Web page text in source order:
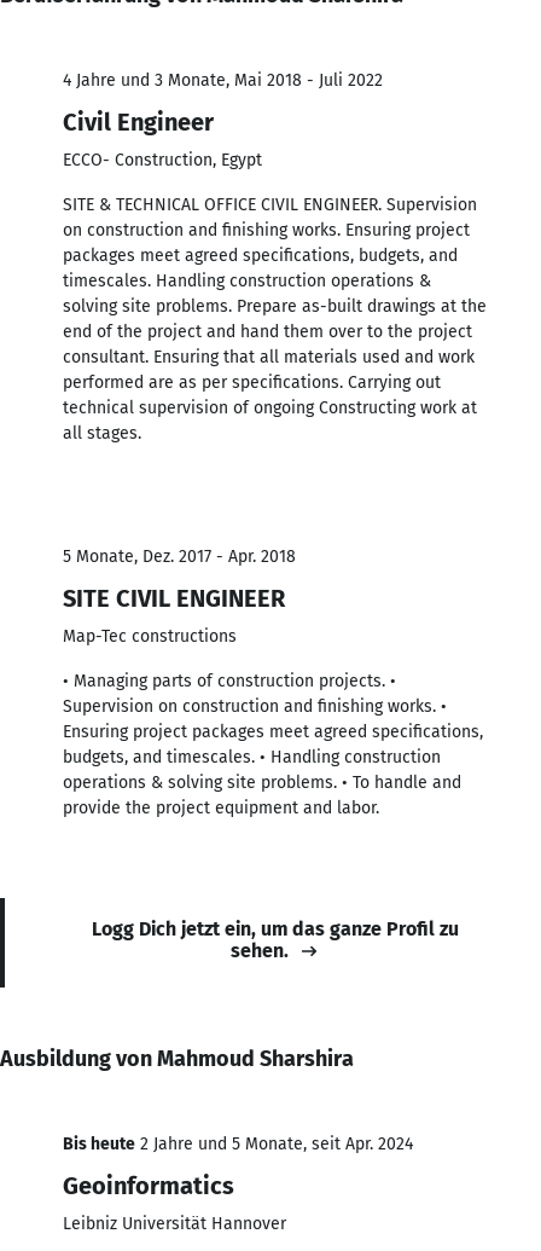
4 Jahre und 3 Monate, Mai 2018 - Juli 2022
Civil Engineer
ECCO- Construction, Egypt
SITE & TECHNICAL OFFICE CIVIL ENGINEER. Supervision
on construction and finishing works. Ensuring project
packages meet agreed specifications, budgets, and
timescales. Handling construction operations &
solving site problems. Prepare as-built drawings at the
end of the project and hand them over to the project
consultant. Ensuring that all materials used and work
performed are as per specifications. Carrying out
technical supervision of ongoing Constructing work at
all stages.
5 Monate, Dez. 2017 - Apr. 2018
SITE CIVIL ENGINEER
Map-Tec constructions
• Managing parts of construction projects. •
Supervision on construction and finishing works. •
Ensuring project packages meet agreed specifications,
budgets, and timescales. • Handling construction
operations & solving site problems. • To handle and
provide the project equipment and labor.
Logg Dich jetzt ein, um das ganze Profil zu
sehen.
Ausbildung von Mahmoud Sharshira
Bis heute 2 Jahre und 5 Monate, seit Apr. 2024
Geoinformatics
Leibniz Universität Hannover